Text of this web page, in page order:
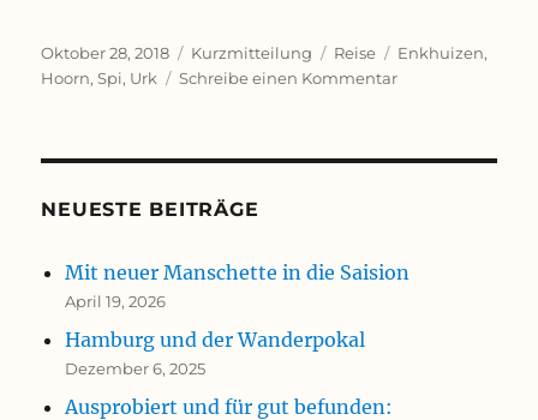
Veröffentlicht
am
Oktober 28, 2018 Format
Kurzmitteilung Kategorien
Reise Schlagwörter
Enkhuizen,
Hoorn,Spi, Urk Schreibe einen Kommentarzu
NEUESTE BEITRÄGE
Mit neuer Manschette in die Saision
April 19, 2026
Hamburg und der Wanderpokal
Dezember 6, 2025
Ausprobiert und für gut befunden: